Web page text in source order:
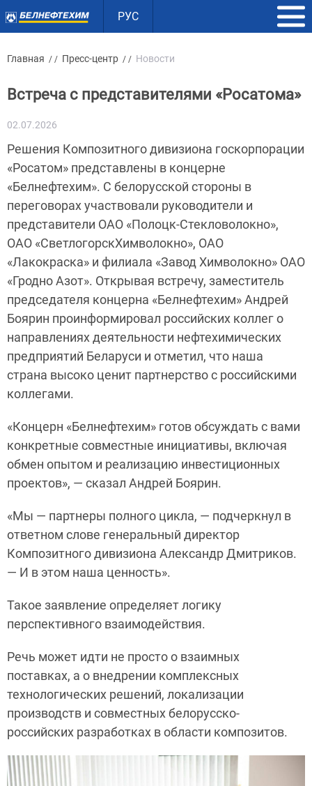
РУС
Главная / / Пресс-центр / / Новости
Встреча с представителями «Росатома»
02.07.2026
Решения Композитного дивизиона госкорпорации
«Росатом» представлены в концерне
«Белнефтехим». С белорусской стороны в
переговорах участвовали руководители и
представители ОАО «Полоцк-Стекловолокно»,
ОАО «СветлогорскХимволокно», ОАО
«Лакокраска» и филиала «Завод Химволокно» ОАО
«Гродно Азот». Открывая встречу, заместитель
председателя концерна «Белнефтехим» Андрей
Боярин проинформировал российских коллег о
направлениях деятельности нефтехимических
предприятий Беларуси и отметил, что наша
страна высоко ценит партнерство с российскими
коллегами.
«Концерн «Белнефтехим» готов обсуждать с вами
конкретные совместные инициативы, включая
обмен опытом и реализацию инвестиционных
проектов», — сказал Андрей Боярин.
«Мы — партнеры полного цикла, — подчеркнул в
ответном слове генеральный директор
Композитного дивизиона Александр Дмитриков.
— И в этом наша ценность».
Такое заявление определяет логику
перспективного взаимодействия.
Речь может идти не просто о взаимных
поставках, а о внедрении комплексных
технологических решений, локализации
производств и совместных белорусско-
российских разработках в области композитов.